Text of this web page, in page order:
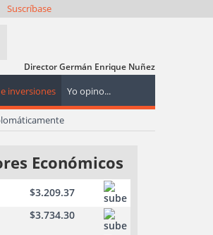
Suscríbase
Director Germán Enrique Nuñez
inversiones Yo opino...
Económicos
$3.209.37
$3.734.30